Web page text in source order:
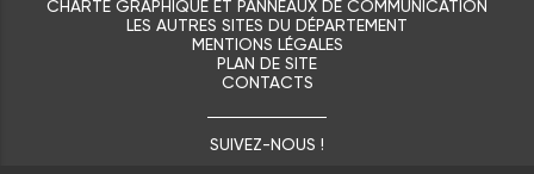
CHARTE GRAPHIQUE ET PANNEAUX DE COMMUNICATION
LES AUTRES SITES DU DÉPARTEMENT
MENTIONS LÉGALES
PLAN DE SITE
CONTACTS
SUIVEZ-NOUS !